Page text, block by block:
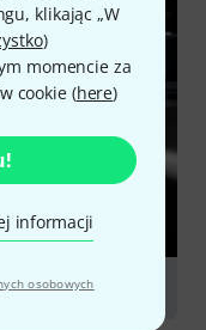
klikając „W
)
momencie za
cookie (here)
informacji
osobowych